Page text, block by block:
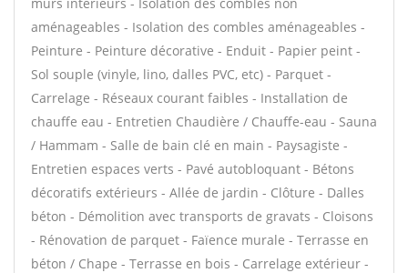
aménageables - Isolation des combles aménageables -
Peinture - Peinture décorative - Enduit - Papier peint -
Sol souple (vinyle, lino, dalles PVC, etc) - Parquet -
Carrelage - Réseaux courant faibles - Installation de
chauffe eau - Entretien Chaudière / Chauffe-eau - Sauna
/ Hammam - Salle de bain clé en main - Paysagiste -
Entretien espaces verts - Pavé autobloquant - Bétons
décoratifs extérieurs - Allée de jardin - Clôture - Dalles
béton - Démolition avec transports de gravats - Cloisons
- Rénovation de parquet - Faïence murale - Terrasse en
béton / Chape - Terrasse en bois - Carrelage extérieur -